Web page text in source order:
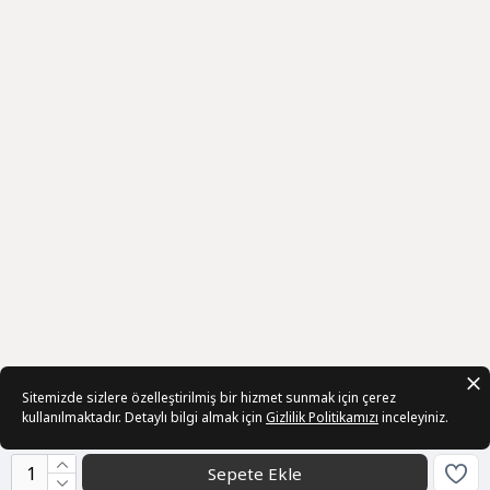
Sepete Ekle
Sitemizde sizlere özelleştirilmiş bir hizmet sunmak için çerez
kullanılmaktadır. Detaylı bilgi almak için Gizlilik Politikamızı inceleyiniz.